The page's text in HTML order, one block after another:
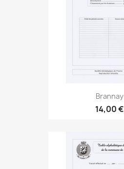
Brannay
14,00 €